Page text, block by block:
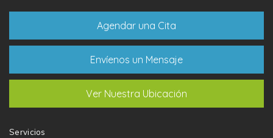
Agendar una Cita
Envíenos un Mensaje
Ver Nuestra Ubicación
Servicios